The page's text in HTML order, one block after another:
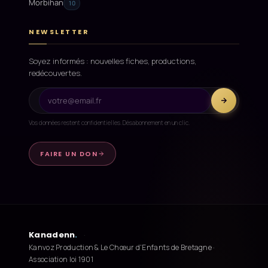
Morbihan 10
NEWSLETTER
Soyez informés : nouvelles fiches, productions,
redécouvertes.
Vos données restent confidentielles. Désabonnement en un clic.
FAIRE UN DON
Kanadenn.
·
Kanvoz Production & Le Chœur d'Enfants de Bretagne ·
Association loi 1901